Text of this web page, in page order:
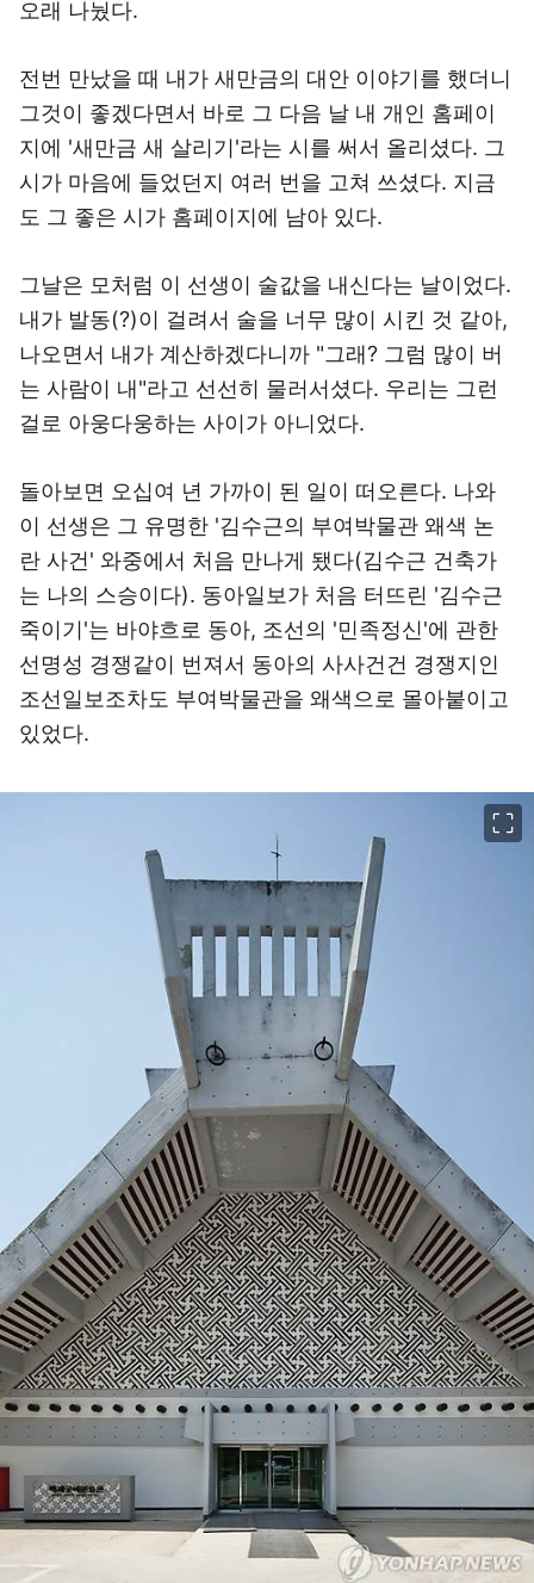
오래 나눴다.
전번 만났을 때 내가 새만금의 대안 이야기를 했더니
그것이 좋겠다면서 바로 그 다음 날 내 개인 홈페이
지에 '새만금 새 살리기'라는 시를 써서 올리셨다. 그
시가 마음에 들었던지 여러 번을 고쳐 쓰셨다. 지금
도 그 좋은 시가 홈페이지에 남아 있다.
그날은 모처럼 이 선생이 술값을 내신다는 날이었다.
내가 발동(?)이 걸려서 술을 너무 많이 시킨 것 같아,
나오면서 내가 계산하겠다니까 "그래? 그럼 많이 버
는 사람이 내"라고 선선히 물러서셨다. 우리는 그런
걸로 아웅다웅하는 사이가 아니었다.
돌아보면 오십여 년 가까이 된 일이 떠오른다. 나와
이 선생은 그 유명한 '김수근의 부여박물관 왜색 논
란 사건' 와중에서 처음 만나게 됐다(김수근 건축가
는 나의 스승이다). 동아일보가 처음 터뜨린 '김수근
죽이기'는 바야흐로 동아, 조선의 '민족정신'에 관한
선명성 경쟁같이 번져서 동아의 사사건건 경쟁지인
조선일보조차도 부여박물관을 왜색으로 몰아붙이고
있었다.